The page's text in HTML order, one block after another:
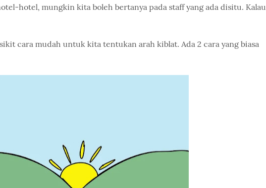
hotel, mungkin kita boleh bertanya pada staff yang ada disitu. Kalau
cara mudah untuk kita tentukan arah kiblat. Ada 2 cara yang biasa